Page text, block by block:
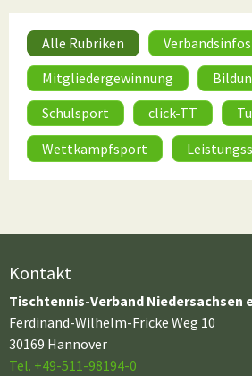
Alle Rubriken
Verbandsinfos
Mitgliedergewinnung
Schulsport
click-TT
Wettkampfsport
Kontakt
Tischtennis-Verband Niedersachsen
Ferdinand-Wilhelm-Fricke Weg 10
30169 Hannover
Tel. +49-511-98194-0